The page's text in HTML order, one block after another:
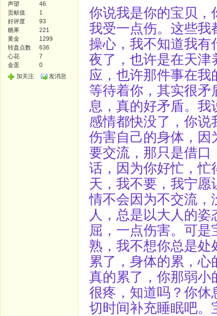
声望
46
贡献值
1
好评度
93
糖果
221
黄金
1299
转盘点数
636
心花
7
金蛋
0
加关注
发消息
你说我是你的宝贝，
我受一点伤。这些我
操心，我不知道我有
夜了，也许是在天津
应，也许那件事在
等待着你，其实很
息，真的好矛盾。
感情都快没了，你
伤害自己的身体，因
要交流，那只是借口
话，因为你好忙，忙
天，我不要，我宁
情不会因为不交流，
人，总是以大人的
屈，一点伤害。可
熟，我不想你总是处
累了，身体的累，
真的累了，你那弱小
很疼，知道吗？你休
切时间补充睡眠吧